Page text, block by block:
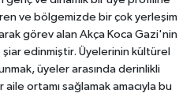
ve bölgemizde bir çok yerleşim
görev alan Akça Koca Gazi'nin
edinmiştir. Üyelerinin kültürel
üyeler arasında derinlikli
ortamı sağlamak amacıyla bu